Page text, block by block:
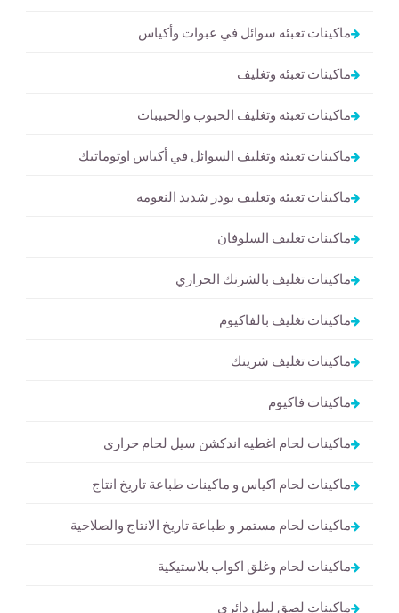
ماكينات تعبئه سوائل في عبوات وأكياس
ماكينات تعبئه وتغليف
ماكينات تعبئه وتغليف الحبوب والحبيبات
ماكينات تعبئه وتغليف السوائل في أكياس اوتوماتيك
ماكينات تعبئه وتغليف بودر شديد النعومه
ماكينات تغليف السلوفان
ماكينات تغليف بالشرنك الحراري
ماكينات تغليف بالفاكيوم
ماكينات تغليف شرينك
ماكينات فاكيوم
ماكينات لحام اغطيه اندكشن سيل لحام حراري
ماكينات لحام اكياس و ماكينات طباعة تاريخ انتاج
ماكينات لحام مستمر و طباعة تاريخ الانتاج والصلاحية
ماكينات لحام وغلق اكواب بلاستيكية
ماكينات لصق ليبل دائري